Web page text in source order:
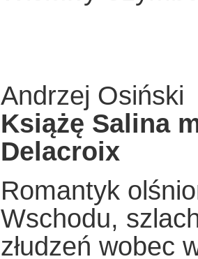
Andrzej Osiński
Książę Salina
Delacroix
Romantyk
Wschodu,
złudzeń wobec